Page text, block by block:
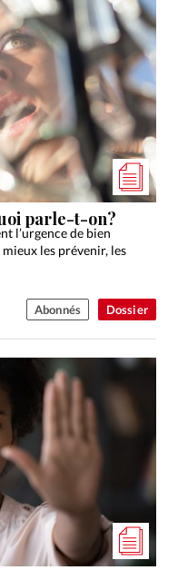
Dossier
parle-t-on?
l’urgence de bien
les prévenir, les
Abonnés